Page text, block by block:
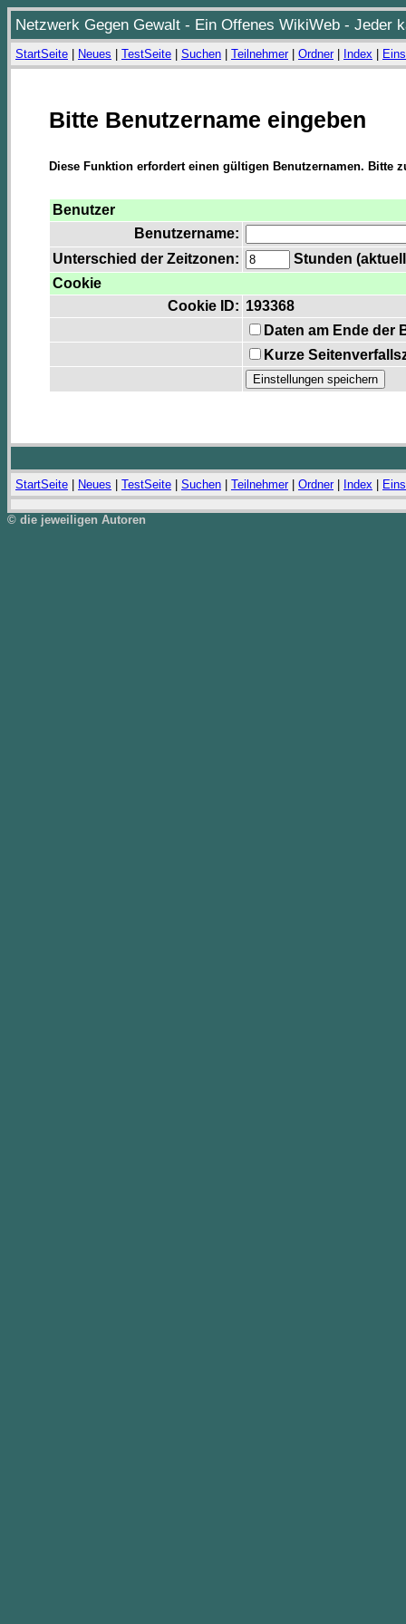
Netzwerk Gegen Gewalt - Ein Offenes WikiWeb - Jeder
StartSeite Neues TestSeite Suchen Teilnehmer| Ordner| Index
Bitte Benutzername eingeben
Diese Funktion erfordert einen gültigen Benutzernamen. Bitte
Benutzer
Benutzername:
Unterschied der Zeitzonen:
Stunden
Cookie
Cookie ID: 193368
Daten am Ende der
Kurze
StartSeite Neues TestSeite Suchen Teilnehmer| Ordner| Index
© die jeweiligen Autoren